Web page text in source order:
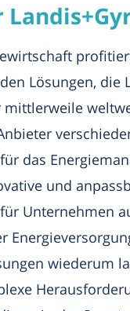
Lösungen, die
mittlerweile
das
und
Unternehmen
wiederum